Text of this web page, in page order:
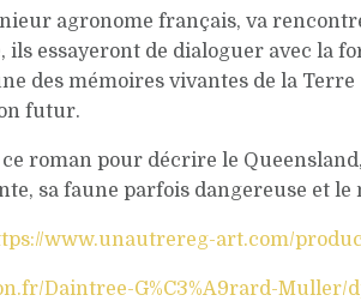
agronome français, va
ils essayeront de dialoguer avec la
des mémoires vivantes de la
futur.
roman pour décrire le
sa faune parfois dangereuse et le
www.unautrereg-art.com/
Daintree-G%C3%A9rard-Muller/